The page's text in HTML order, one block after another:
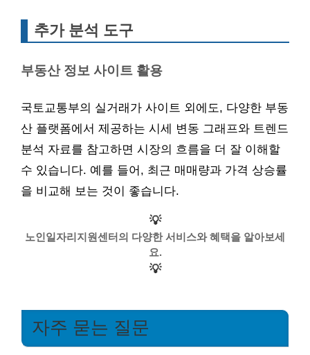
추가 분석 도구
부동산 정보 사이트 활용
국토교통부의 실거래가 사이트 외에도, 다양한 부동
산 플랫폼에서 제공하는 시세 변동 그래프와 트렌드
분석 자료를 참고하면 시장의 흐름을 더 잘 이해할
수 있습니다. 예를 들어, 최근 매매량과 가격 상승률
을 비교해 보는 것이 좋습니다.
💡
노인일자리지원센터의 다양한 서비스와 혜택을 알아보세
요.
💡
자주 묻는 질문